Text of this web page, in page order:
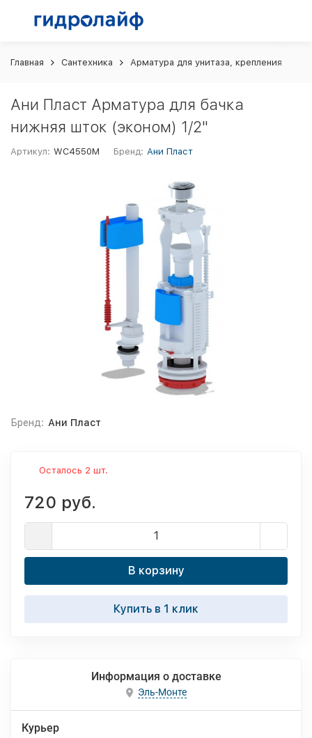
Главная Сантехника Арматура для унитаза, крепления
Ани Пласт Арматура для бачка
нижняя шток (эконом) 1/2"
Артикул: WC4550M Бренд: Ани Пласт
Бренд: Ани Пласт
Осталось 2 шт.
720 руб.
В корзину
Купить в 1 клик
Информация о доставке
Эль-Монте
Курьер